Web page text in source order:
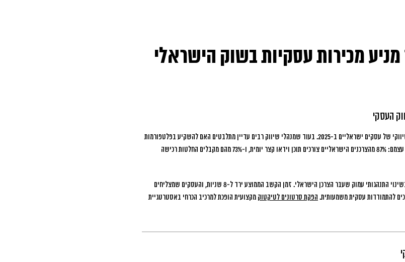
מניע מכירות עסקיות בשוק הישראלי
העסקי
של עסקים ישראליים ב-2025.
בעוד שמנהלי שיווק רבים עדיין מתלבטים האם להשקיע בפלטפורמות
כמו טיקטוק ואינסטגרם ריילס, הנתונים מדברים בעד עצמם: 87% מהצרכנים הישראליים צורכים תוכן וידאו קצר יומית, ו-73% מהם מקבלים החלטות רכישה
הסיבה לחשיבות הגוברת של תוכן וידאו קצר טמונה בשינוי התנהגותי עמוק שעבר הצרכן הישראלי. זמן הקשב הממוצע ירד ל-8 שניות, והעסקים שמצליחים
להתמודדות עסקית משמעותית. הפקת סרטונים לטיקטוק מקצועית הופכת למרכיב הכרחי באסטרטגיית